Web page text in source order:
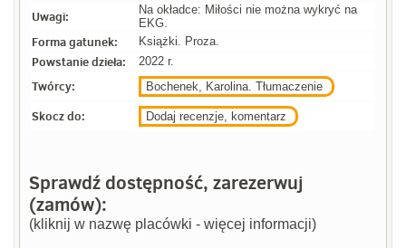
Uwagi:
Na okładce: Miłości nie można wykryć na
EKG.
Forma gatunek: Książki. Proza.
Powstanie dzieła: 2022 r.
Twórcy: Bochenek, Karolina. Tłumaczenie
Skocz do: Dodaj recenzje, komentarz
Sprawdź dostępność, zarezerwuj
(zamów):
(kliknij w nazwę placówki - więcej informacji)